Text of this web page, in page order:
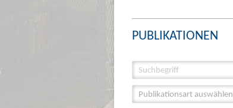
PUBLIKATIONEN
Publikationsart auswählen